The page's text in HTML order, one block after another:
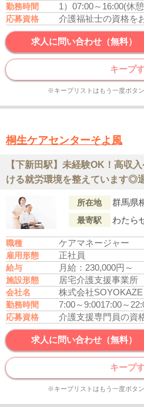
勤務時間 1）07:00～16:00(休
応募資格
求人に問い合わせ（無料）
キープ
※キープリストはもう一度ボタ
桐生ケアセンターそよ風
【下新田駅】未経験OK！高収
ける就労環境を整えています◎
所在地 群馬県
最寄駅
職種 ケアマネージャー
雇用形態 正社員
給与 月給：230,000円～
施設形態 居宅介護支援事業所
会社名 株式会社SOYOKAZE
勤務時間 7:00～9:0017:00～
応募資格
求人に問い合わせ（無料）
キープ
※キープリストはもう一度ボタ